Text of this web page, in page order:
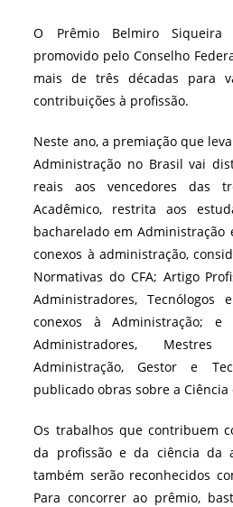
O Prêmio Belmiro Siqueira
promovido pelo Conselho
mais de três décadas para
contribuições à profissão.
Neste ano, a premiação que
Administração no Brasil vai
reais aos vencedores das
Acadêmico, restrita aos
bacharelado em Administração
conexos à administração,
Normativas do CFA; Artigo
Administradores, Tecnólogos
conexos à Administração; e
Administradores,
Administração, Gestor e
publicado obras sobre a
Os trabalhos que contribuem
da profissão e da ciência da
também serão reconhecidos
Para concorrer ao prêmio,